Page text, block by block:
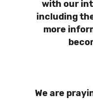
with our
including
more
We are